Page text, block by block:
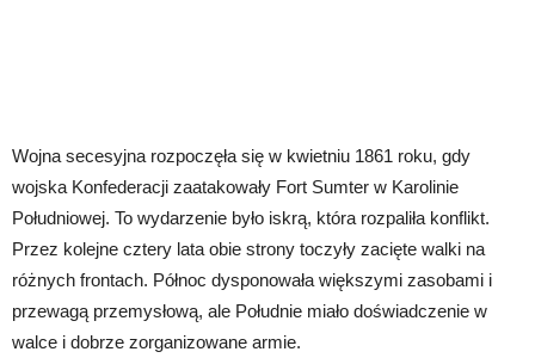
Wojna secesyjna rozpoczęła się w kwietniu 1861 roku, gdy
wojska Konfederacji zaatakowały Fort Sumter w Karolinie
Południowej. To wydarzenie było iskrą, która rozpaliła konflikt.
Przez kolejne cztery lata obie strony toczyły zacięte walki na
różnych frontach. Północ dysponowała większymi zasobami i
przewagą przemysłową, ale Południe miało doświadczenie w
walce i dobrze zorganizowane armie.